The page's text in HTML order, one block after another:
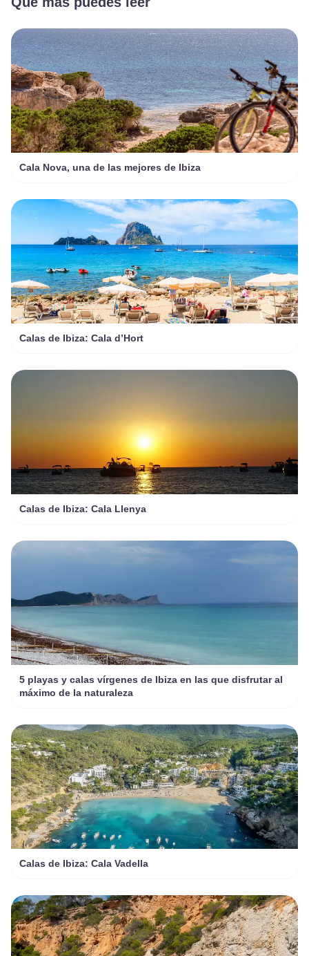
Cala Nova, una de las mejores de Ibiza
Calas de Ibiza: Cala d’Hort
Calas de Ibiza: Cala Llenya
5 playas y calas vírgenes de Ibiza en las que disfrutar al
máximo de la naturaleza
Calas de Ibiza: Cala Vadella